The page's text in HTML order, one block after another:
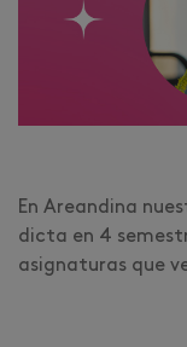
En Areandina
dicta en 4
asignaturas que